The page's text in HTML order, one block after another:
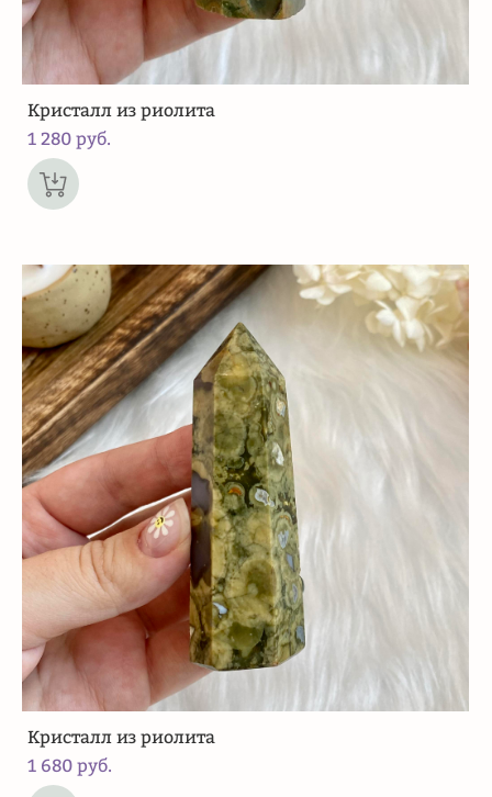
Кристалл из риолита
1 280 pуб.
Кристалл из риолита
1 680 pуб.